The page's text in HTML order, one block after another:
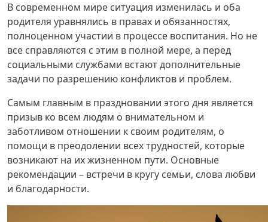
В современном мире ситуация изменилась и оба
родителя уравнялись в правах и обязанностях,
полноценном участии в процессе воспитания. Но не
все справляются с этим в полной мере, а перед
социальными службами встают дополнительные
задачи по разрешению конфликтов и проблем.
Самым главным в праздновании этого дня является
призыв ко всем людям о внимательном и
заботливом отношении к своим родителям, о
помощи в преодолении всех трудностей, которые
возникают на их жизненном пути. Основные
рекомендации – встречи в кругу семьи, слова любви
и благодарности.